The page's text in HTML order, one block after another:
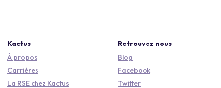
Kactus
À propos
Carrières
La RSE chez Kactus
Retrouvez nous
Blog
Facebook
Twitter